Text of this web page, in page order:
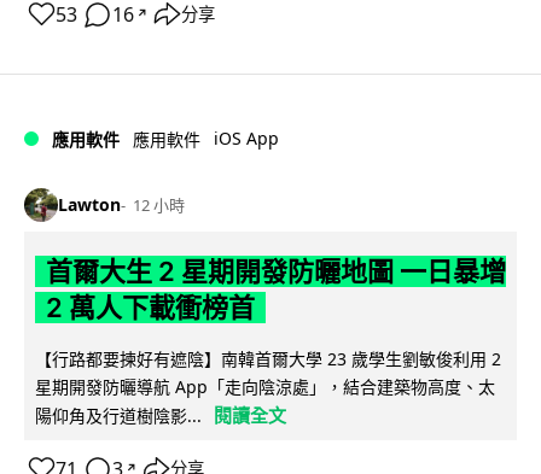
53 16 ↗ 分享
應用軟件 應用軟件 iOS App
Lawton 12 小時
首爾大生 2 星期開發防曬地圖 一日暴增
2 萬人下載衝榜首
【行路都要揀好有遮陰】南韓首爾大學 23 歲學生劉敏俊利用 2
星期開發防曬導航 App「走向陰涼處」，結合建築物高度、太
陽仰角及行道樹陰影...
閱讀全文
↗ 分享